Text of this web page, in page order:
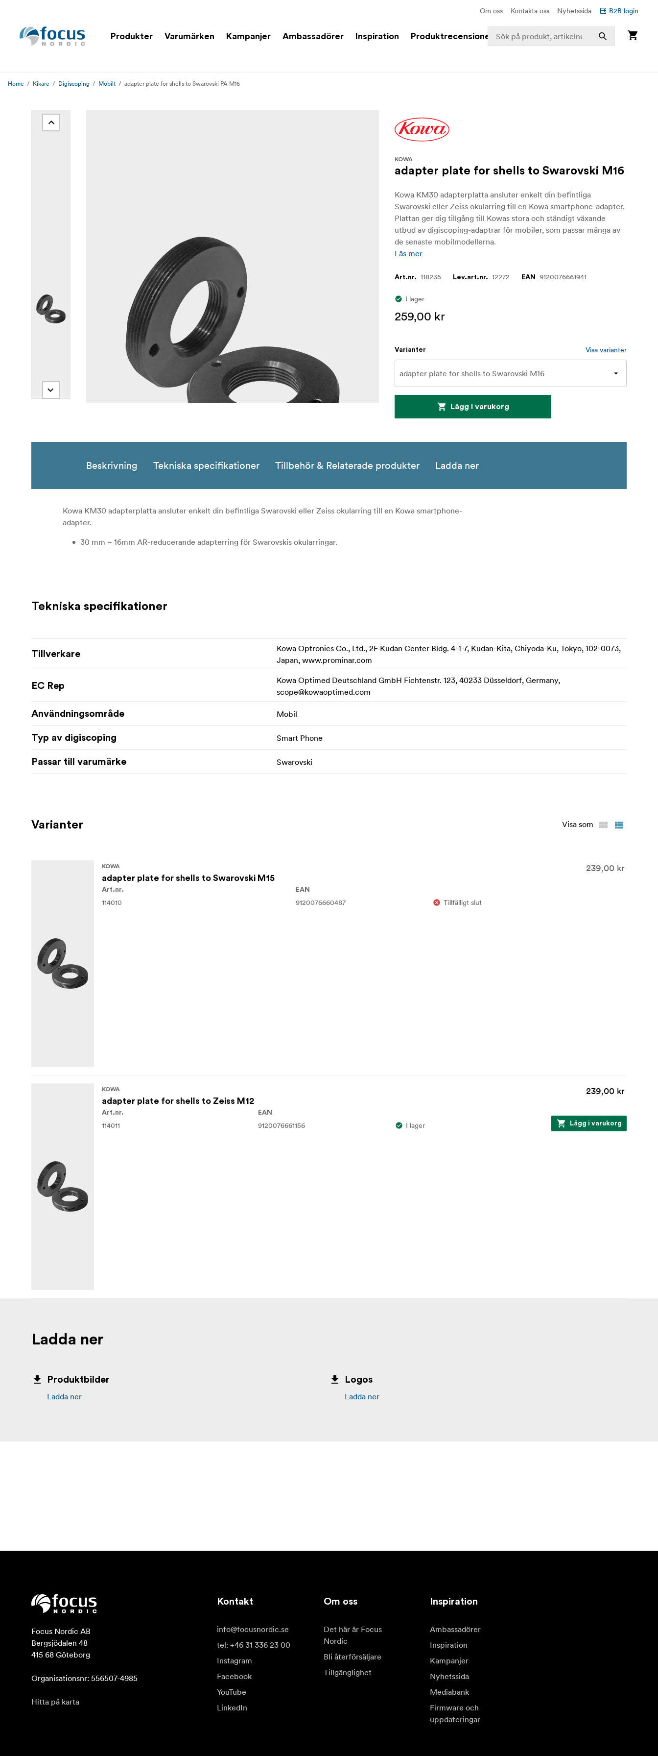
Om oss Kontakta oss Nyhetssida B2B login
Produkter Varumärken Kampanjer Ambassadörer Inspiration Produktrecensioner
Home Kikare Digiscoping Mobilt adapter plate for shells to Swarovski PA M16
KOWA
adapter plate for shells to Swarovski M16
Kowa KM30 adapterplatta ansluter enkelt din befintliga
Swarovski eller Zeiss okularring till en Kowa smartphone-adapter.
Plattan ger dig tillgång till Kowas stora och ständigt växande
utbud av digiscoping-adaptrar för mobiler, som passar många av
de senaste mobilmodellerna.
Läs mer
Art.nr. 118235 Lev.art.nr. 12272 EAN 9120076661941
I lager
259,00 kr
Varianter Visa varianter
Lägg i varukorg
Beskrivning Tekniska specifikationer Tillbehör & Relaterade produkter Ladda ner
Kowa KM30 adapterplatta ansluter enkelt din befintliga Swarovski eller Zeiss okularring till en Kowa smartphone-
adapter.
30 mm – 16mm AR-reducerande adapterring för Swarovskis okularringar.
Tekniska specifikationer
Tillverkare
Kowa Optronics Co., Ltd., 2F Kudan Center Bldg. 4-1-7, Kudan-Kita, Chiyoda-Ku, Tokyo, 102-0073,
Japan, www.prominar.com
EC Rep
Kowa Optimed Deutschland GmbH Fichtenstr. 123, 40233 Düsseldorf, Germany,
scope@kowaoptimed.com
Användningsområde Mobil
Typ av digiscoping Smart Phone
Passar till varumärke Swarovski
Varianter Visa som
KOWA
adapter plate for shells to Swarovski M15
239,00 kr
Art.nr.
114010
EAN
9120076660487 Tillfälligt slut
KOWA
adapter plate for shells to Zeiss M12
239,00 kr
Art.nr.
114011
EAN
9120076661156 I lager Lägg i varukorg
Ladda ner
Produktbilder
Ladda ner
Logos
Ladda ner
Focus Nordic AB
Bergsjödalen 48
415 68 Göteborg
Organisationsnr: 556507-4985
Hitta på karta
Kontakt
info@focusnordic.se
tel: +46 31 336 23 00
Instagram
Facebook
YouTube
LinkedIn
Om oss
Det här är Focus
Nordic
Bli återförsäljare
Tillgänglighet
Inspiration
Ambassadörer
Inspiration
Kampanjer
Nyhetssida
Mediabank
Firmware och
uppdateringar